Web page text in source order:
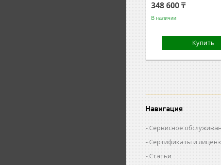
348 600 ₸
В наличии
Купить
Навигация
Сервисное
Сертификаты и
Статьи